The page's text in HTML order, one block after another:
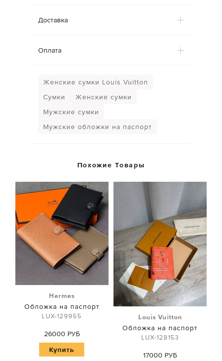
Доставка
Оплата
Женские сумки Louis Vuitton
Сумки
Женские сумки
Мужские сумки
Мужские обложки на паспорт
Похожие Товары
Hermes
Обложка на паспорт
LUX-129955
26000 РУБ
Купить
Louis Vuitton
Обложка на паспорт
LUX-128153
17000 РУБ